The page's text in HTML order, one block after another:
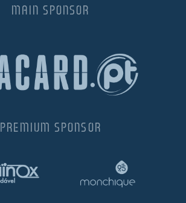
MAIN SPONSOR
PREMIUM SPONSOR